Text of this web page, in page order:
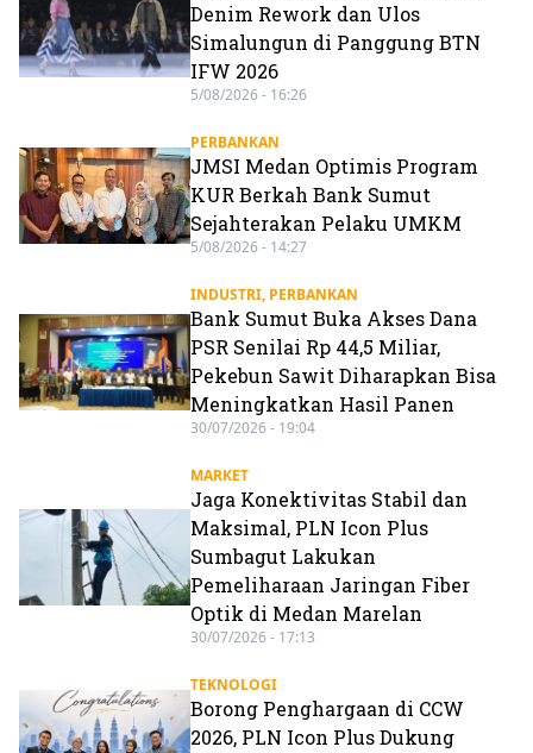
Denim Rework dan Ulos
Simalungun di Panggung BTN
IFW 2026
5/08/2026 - 16:26
PERBANKAN
JMSI Medan Optimis Program
KUR Berkah Bank Sumut
Sejahterakan Pelaku UMKM
5/08/2026 - 14:27
INDUSTRI, PERBANKAN
Bank Sumut Buka Akses Dana
PSR Senilai Rp 44,5 Miliar,
Pekebun Sawit Diharapkan Bisa
Meningkatkan Hasil Panen
30/07/2026 - 19:04
MARKET
Jaga Konektivitas Stabil dan
Maksimal, PLN Icon Plus
Sumbagut Lakukan
Pemeliharaan Jaringan Fiber
Optik di Medan Marelan
30/07/2026 - 17:13
TEKNOLOGI
Borong Penghargaan di CCW
2026, PLN Icon Plus Dukung